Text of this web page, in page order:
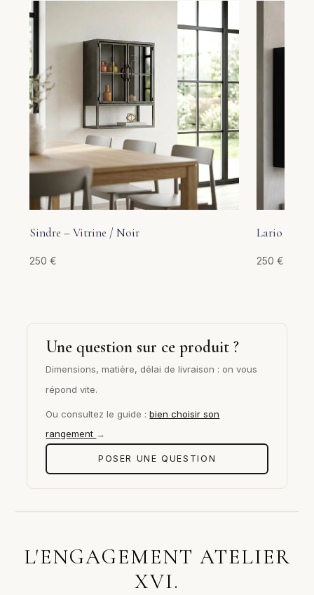
Sindre – Vitrine / Noir
250€
Lario –
250 €
Une question sur ce produit ?
Dimensions, matière, délai de livraison : on vous
répond vite.
Ou consultez le guide :bien choisir son
rangement →
POSER UNE QUESTION
L'ENGAGEMENT ATELIER
XVI.